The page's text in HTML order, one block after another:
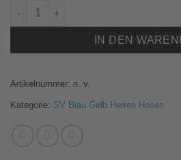
Jako 9223 Polyesterhose Power
IN DEN
Artikelnummer: n. v.
Kategorie: SV Blau Gelb Herren Hosen